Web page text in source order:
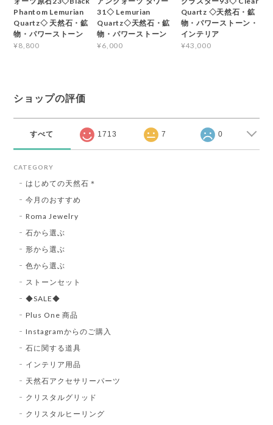
Phantom Lemurian
Quartz◇ 天然石・鉱
物・パワーストーン
¥8,800
31◇ Lemurian
Quartz◇天然石・鉱
物・パワーストーン
¥6,000
Quartz ◇天然石・鉱
物・パワーストーン・
インテリア
¥43,000
ショップの評価
すべて 1713 7 0
CATEGORY
はじめての天然石＊
今月のおすすめ
Roma Jewelry
石から選ぶ
形から選ぶ
色から選ぶ
ストーンセット
◆SALE◆
Plus One 商品
Instagramからのご購入
石に関する道具
インテリア用品
天然石アクセサリーパーツ
クリスタルグリッド
クリスタルヒーリング